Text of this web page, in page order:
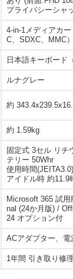
プライバシーシャ
4-in-1メディアカ
C、SDXC、MMC）
日本語キーボード
ルナグレー
約
約 1.59kg
固定式 3セル リチ
テリー 50Whr
使用時間
アイドル時 約11.9
Microsoft 365 試
nal (24か月版) /
24 オプション付
ACアダプター、電
1年間 引き取り修